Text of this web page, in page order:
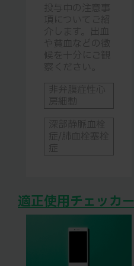
投与中の注意事
項についてご紹
介します。出血
や貧血などの徴
候を十分にご観
察ください。
非弁膜症性心
房細動
深部静脈血栓
症/肺血栓塞栓
症
適正使用チェッカー